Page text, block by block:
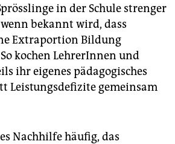
in der Schule strenger
bekannt wird, dass
Extraportion Bildung
kochen LehrerInnen und
ihr eigenes pädagogisches
Leistungsdefizite gemeinsam
Nachhilfe häufig, das